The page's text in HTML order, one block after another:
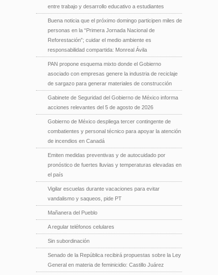
entre trabajo y desarrollo educativo a estudiantes
Buena noticia que el próximo domingo participen miles de
personas en la “Primera Jornada Nacional de
Reforestación”; cuidar el medio ambiente es
responsabilidad compartida: Monreal Ávila
PAN propone esquema mixto donde el Gobierno
asociado con empresas genere la industria de reciclaje
de sargazo para generar materiales de construcción
Gabinete de Seguridad del Gobierno de México informa
acciones relevantes del 5 de agosto de 2026
Gobierno de México despliega tercer contingente de
combatientes y personal técnico para apoyar la atención
de incendios en Canadá
Emiten medidas preventivas y de autocuidado por
pronóstico de fuertes lluvias y temperaturas elevadas en
el país
Vigilar escuelas durante vacaciones para evitar
vandalismo y saqueos, pide PT
Mañanera del Pueblo
A regular teléfonos celulares
Sin subordinación
Senado de la República recibirá propuestas sobre la Ley
General en materia de feminicidio: Castillo Juárez